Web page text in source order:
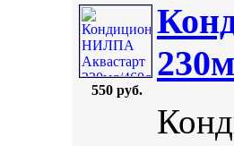
550 руб.